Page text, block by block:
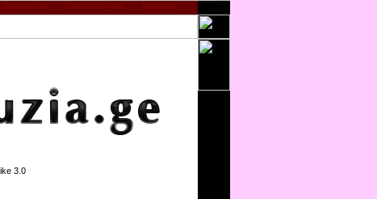
Рача-Лечхуми Аджария
3.0